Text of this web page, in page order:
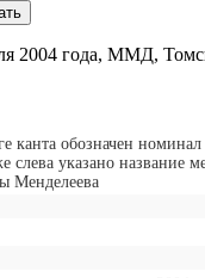
2004 года, ММД,
канта обозначен
указано название
Менделеева